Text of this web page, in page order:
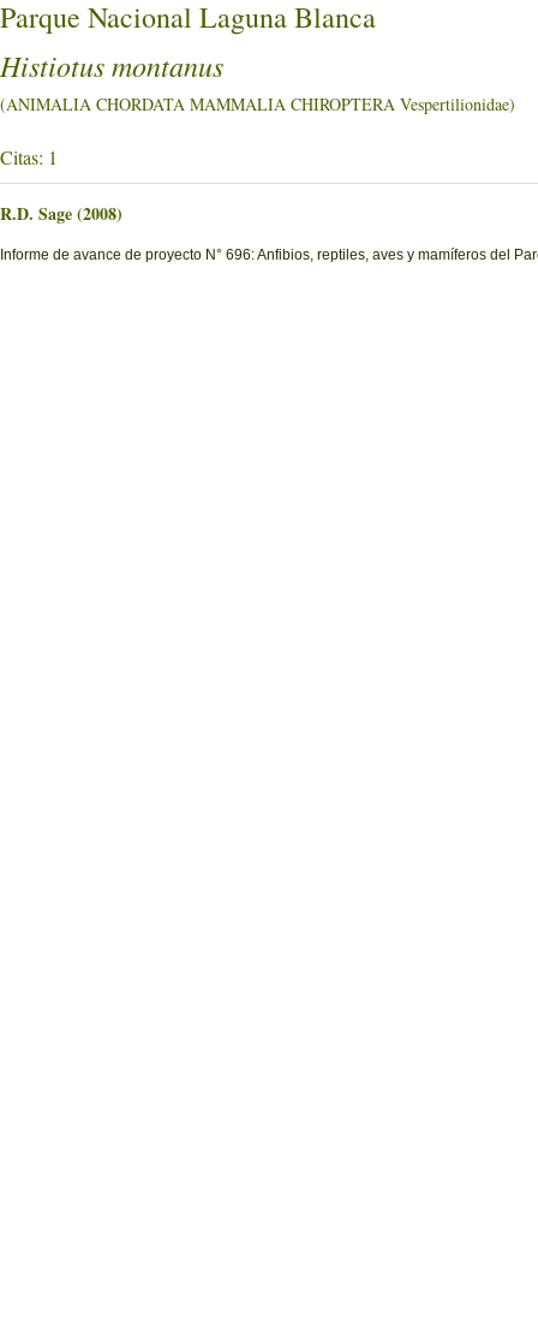
Parque Nacional Laguna Blanca
Histiotus montanus
(ANIMALIA CHORDATA MAMMALIA CHIROPTERA Vespertilionidae)
Citas: 1
R.D. Sage (2008)
Informe de avance de proyecto N° 696: Anfibios, reptiles, aves y mamíferos del